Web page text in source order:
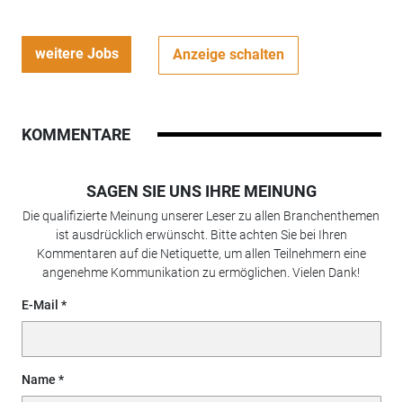
weitere Jobs Anzeige schalten
KOMMENTARE
SAGEN SIE UNS IHRE MEINUNG
Die qualifizierte Meinung unserer Leser zu allen Branchenthemen
ist ausdrücklich erwünscht. Bitte achten Sie bei Ihren
Kommentaren auf die Netiquette, um allen Teilnehmern eine
angenehme Kommunikation zu ermöglichen. Vielen Dank!
E-Mail
Name